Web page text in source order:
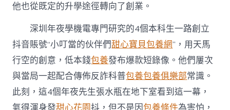
他也從既定的升學途徑轉向了創業。
深圳年夜學機電專門研究的4個本科生一路創立
抖音賬號“小叮當的伙伴們甜心寶貝包養網”，用天馬
行空的創意，低本錢包養發布爆款短錄像。他們屢次
與當局一起配合傳佈反詐科普包養包養俱樂部常識。
此刻，這4個年夜先生張水瓶在地下室看到這一幕，